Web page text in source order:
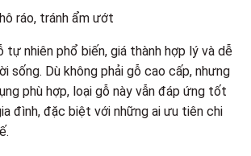
ráo, tránh ẩm ướt
tự nhiên phổ biến, giá thành hợp lý và dễ
sống. Dù không phải gỗ cao cấp, nhưng
phù hợp, loại gỗ này vẫn đáp ứng tốt
đình, đặc biệt với những ai ưu tiên chi